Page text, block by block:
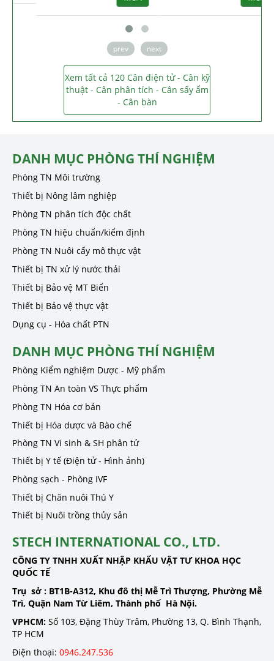
prev next
Xem tất cả 120 Cân điện tử - Cân kỹ
thuật - Cân phân tích - Cân sấy ẩm
- Cân bàn
DANH MỤC PHÒNG THÍ NGHIỆM
Phòng TN Môi trường
Thiết bị Nông lâm nghiệp
Phòng TN phân tích độc chất
Phòng TN hiệu chuẩn/kiểm định
Phòng TN Nuôi cấy mô thực vật
Thiết bị TN xử lý nước thải
Thiết bị Bảo vệ MT Biển
Thiết bị Bảo vệ thực vật
Dụng cụ - Hóa chất PTN
DANH MỤC PHÒNG THÍ NGHIỆM
Phòng Kiểm nghiệm Dược - Mỹ phẩm
Phòng TN An toàn VS Thực phẩm
Phòng TN Hóa cơ bản
Thiết bị Hóa dược và Bào chế
Phòng TN Vi sinh & SH phân tử
Thiết bị Y tế (Điện tử - Hình ảnh)
Phòng sạch - Phòng IVF
Thiết bị Chăn nuôi Thú Y
Thiết bị Nuôi trồng thủy sản
STECH INTERNATIONAL CO., LTD.
CÔNG TY TNHH XUẤT NHẬP KHẨU VẬT TƯ KHOA HỌC
QUỐC TẾ
Trụ sở : BT1B-A312, Khu đô thị Mễ Trì Thượng, Phường Mễ
Trì, Quận Nam Từ Liêm, Thành phố Hà Nội.
VPHCM: Số 103, Đặng Thùy Trâm, Phường 13, Q. Bình Thạnh,
TP HCM
Điện thoại: 0946.247.536